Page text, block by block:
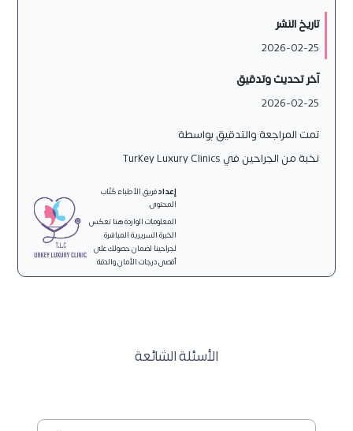
تاريخ النشر
2026-02-25
آخر تحديث وتدقيق
2026-02-25
تمت المراجعة والتدقيق بواسطة
نخبة من الجراحين في Turkey Luxury Clinics
إعدادفريق الأطباء كُتّاب
المحتوى.
المعلومات الواردة هنا تعكس
الخبرة السريرية المباشرة
لجراحينا لضمان حصولك على
أقصى درجات الأمان والدقة
الأسئلة الشائعة